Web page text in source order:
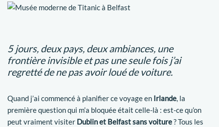
5 jours, deux pays, deux ambiances, une
frontière invisible et pas une seule fois j’ai
regretté de ne pas avoir loué de voiture.
Quand j’ai commencé à planifier ce voyage en Irlande, la
première question qui m’a bloquée était celle-là : est-ce qu’on
peut vraiment visiter Dublin et Belfast sans voiture? Tous les